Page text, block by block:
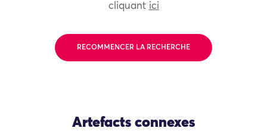
cliquant ici
RECOMMENCER LA RECHERCHE
Artefacts connexes